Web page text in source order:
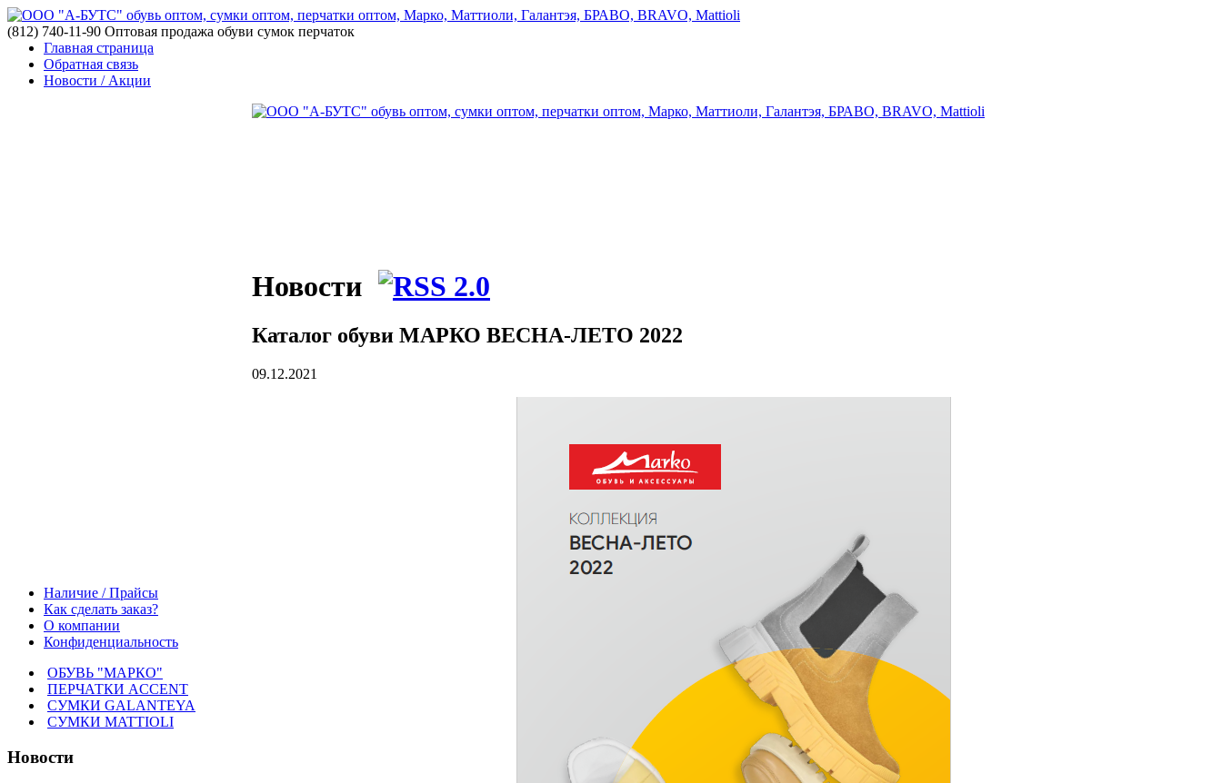
(812) 740-11-90 Оптовая продажа обуви сумок перчаток
Главная страница
Обратная связь
Новости / Акции
Наличие / Прайсы
Как сделать заказ?
О компании
Конфиденциальность
ОБУВЬ "МАРКО"
ПЕРЧАТКИ ACCENT
СУМКИ GALANTEYA
СУМКИ MATTIOLI
Новости
Новости
Каталог обуви МАРКО ВЕСНА-ЛЕТО 2022
09.12.2021